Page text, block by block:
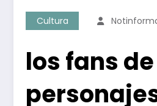
Cultura
los fans